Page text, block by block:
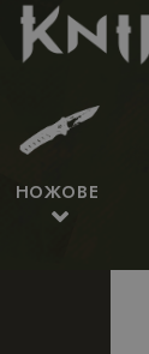
НОЖОВЕ